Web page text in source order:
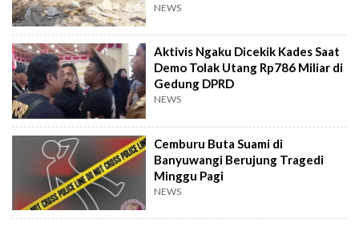
NEWS
Aktivis Ngaku Dicekik Kades Saat
Demo Tolak Utang Rp786 Miliar di
Gedung DPRD
NEWS
Cemburu Buta Suami di
Banyuwangi Berujung Tragedi
Minggu Pagi
NEWS